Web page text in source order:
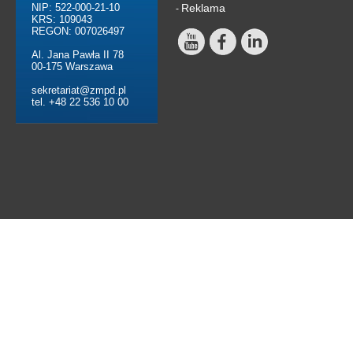
NIP: 522-000-21-10
KRS: 109043
REGON: 007026497
Al. Jana Pawła II 78
00-175 Warszawa
sekretariat@zmpd.pl
tel. +48 22 536 10 00
- Reklama